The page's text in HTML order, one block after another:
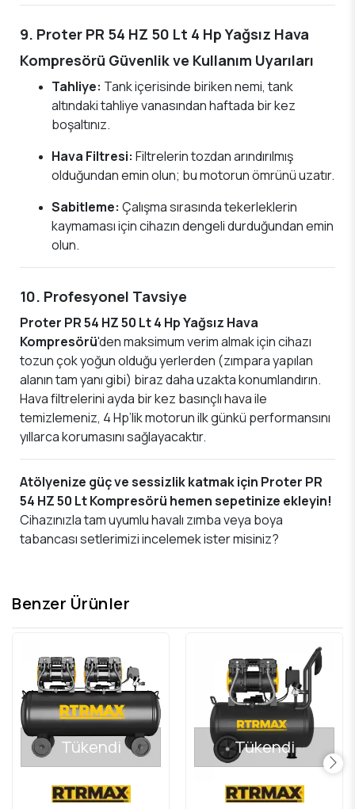
9. Proter PR 54 HZ 50 Lt 4 Hp Yağsız Hava
Kompresörü Güvenlik ve Kullanım Uyarıları
Tahliye: Tank içerisinde biriken nemi, tank
altındaki tahliye vanasından haftada bir kez
boşaltınız.
Hava Filtresi: Filtrelerin tozdan arındırılmış
olduğundan emin olun; bu motorun ömrünü uzatır.
Sabitleme: Çalışma sırasında tekerleklerin
kaymaması için cihazın dengeli durduğundan emin
olun.
10. Profesyonel Tavsiye
Proter PR 54 HZ 50 Lt 4 Hp Yağsız Hava
Kompresörü'den maksimum verim almak için cihazı
tozun çok yoğun olduğu yerlerden (zımpara yapılan
alanın tam yanı gibi) biraz daha uzakta konumlandırın.
Hava filtrelerini ayda bir kez basınçlı hava ile
temizlemeniz, 4 Hp’lik motorun ilk günkü performansını
yıllarca korumasını sağlayacaktır.
Atölyenize güç ve sessizlik katmak için Proter PR
54 HZ 50 Lt Kompresörü hemen sepetinize ekleyin!
Cihazınızla tam uyumlu havalı zımba veya boya
tabancası setlerimizi incelemek ister misiniz?
Benzer Ürünler
Tükendi Tükendi